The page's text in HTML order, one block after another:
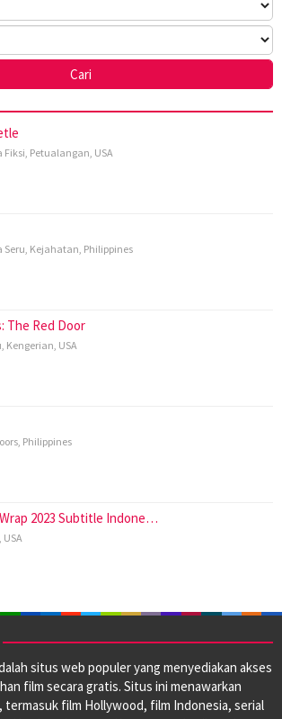
Fiksi, Petualangan, USA
Seru, Kejahatan, Philippines
The Red Door
, Kengerian, USA
, Philippines
Wrap 2023 Subtitle Indone…
, USA
situs web populer yang menyediakan akses
film secara gratis. Situs ini menawarkan
termasuk film Hollywood, film Indonesia, serial